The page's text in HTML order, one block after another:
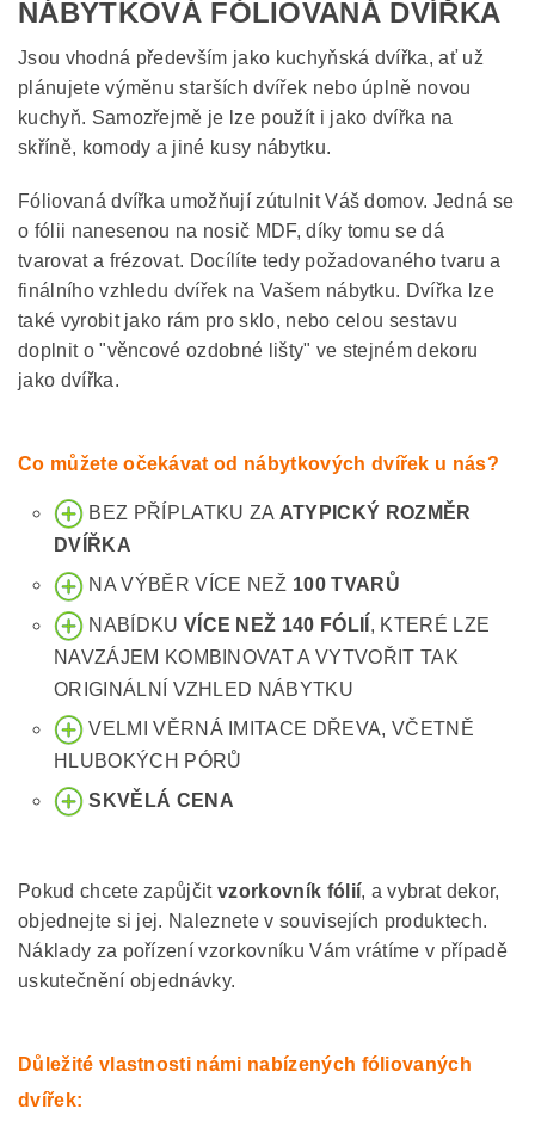
NÁBYTKOVÁ FÓLIOVANÁ DVÍŘKA
Jsou vhodná především jako kuchyňská dvířka, ať už
plánujete výměnu starších dvířek nebo úplně novou
kuchyň. Samozřejmě je lze použít i jako dvířka na
skříně, komody a jiné kusy nábytku.
Fóliovaná dvířka umožňují zútulnit Váš domov. Jedná se
o fólii nanesenou na nosič MDF, díky tomu se dá
tvarovat a frézovat. Docílíte tedy požadovaného tvaru a
finálního vzhledu dvířek na Vašem nábytku. Dvířka lze
také vyrobit jako rám pro sklo, nebo celou sestavu
doplnit o "věncové ozdobné lišty" ve stejném dekoru
jako dvířka.
Co můžete očekávat od nábytkových dvířek u nás?
BEZ PŘÍPLATKU ZA ATYPICKÝ ROZMĚR
DVÍŘKA
NA VÝBĚR VÍCE NEŽ 100 TVARŮ
NABÍDKU VÍCE NEŽ 140 FÓLIÍ , KTERÉ LZE
NAVZÁJEM KOMBINOVAT A VYTVOŘIT TAK
ORIGINÁLNÍ VZHLED NÁBYTKU
VELMI VĚRNÁ IMITACE DŘEVA, VČETNĚ
HLUBOKÝCH PÓRŮ
SKVĚLÁ CENA
Pokud chcete zapůjčitvzorkovník fólií, a vybrat dekor,
objednejte si jej. Naleznete v souvisejích produktech.
Náklady za pořízení vzorkovníku Vám vrátíme v případě
uskutečnění objednávky.
Důležité vlastnosti námi nabízených fóliovaných
dvířek: